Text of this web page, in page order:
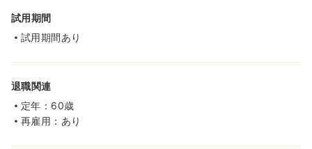
試用期間
試用期間あり
退職関連
定年：60歳
再雇用：あり